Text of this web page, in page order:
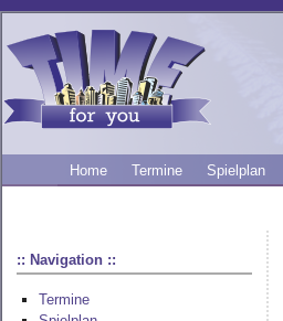
Home Termine Spielplan
:: Navigation ::
Termine